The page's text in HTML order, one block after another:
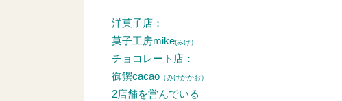
洋菓子店：
菓子工房mike(みけ）
チョコレート店：
御饌cacao （みけかかお）
2店舗を営んでいる